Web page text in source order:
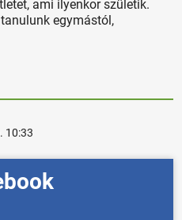
ami ilyenkor születik.
egymástól,
10:33